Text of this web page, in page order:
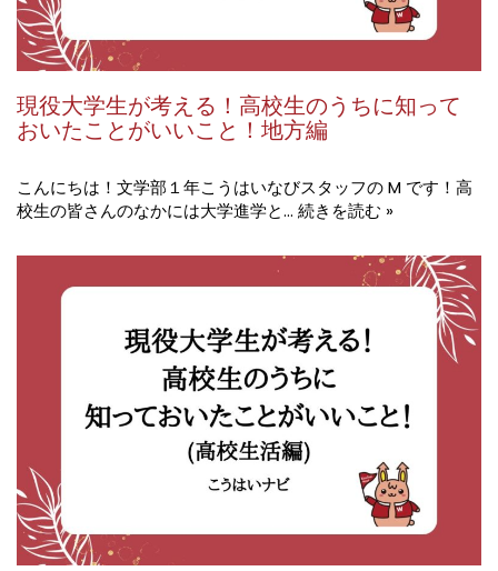
現役大学生が考える！高校生のうちに知って
おいたことがいいこと！地方編
こんにちは！文学部１年こうはいなびスタッフの M です！高
校生の皆さんのなかには大学進学と… 続きを読む »